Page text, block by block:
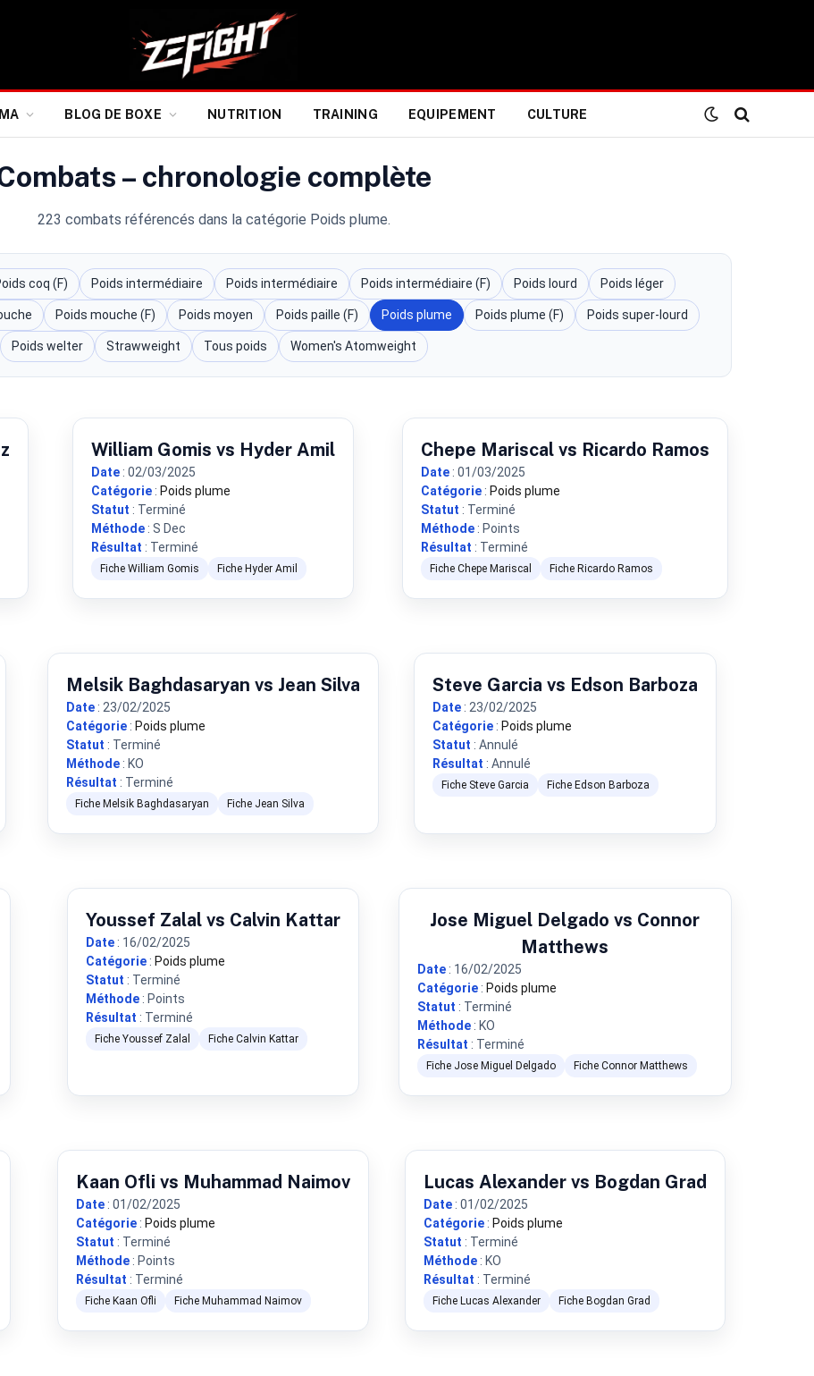
BLOG DE BOXE NUTRITION TRAINING EQUIPEMENT CULTURE
– chronologie complète
223 combats référencés dans la catégorie Poids plume.
coq (F) Poids intermédiaire Poids intermédiaire Poids intermédiaire (F) Poids lourd Poids léger
Poids mouche (F) Poids moyen Poids paille (F) Poids plume Poids plume (F) Poids super-lourd
Poids welter Strawweight Tous poids Women's Atomweight
William Gomis vs Hyder Amil
Date : 02/03/2025
Catégorie : Poids plume
Statut : Terminé
Méthode : S Dec
Résultat : Terminé
Fiche William Gomis Fiche Hyder Amil
Chepe Mariscal vs Ricardo Ramos
Date: 01/03/2025
Catégorie: Poids plume
Statut : Terminé
Méthode: Points
Résultat : Terminé
Fiche Chepe Mariscal Fiche Ricardo Ramos
Melsik Baghdasaryan vs Jean Silva
Date : 23/02/2025
Catégorie : Poids plume
Statut : Terminé
Méthode : KO
Résultat : Terminé
Fiche Melsik Baghdasaryan Fiche Jean Silva
Steve Garcia vs Edson Barboza
Date: 23/02/2025
Catégorie: Poids plume
Statut : Annulé
Résultat : Annulé
Fiche Steve Garcia Fiche Edson Barboza
Youssef Zalal vs Calvin Kattar
Date : 16/02/2025
Catégorie : Poids plume
Statut : Terminé
Méthode : Points
Résultat : Terminé
Fiche Youssef Zalal Fiche Calvin Kattar
Jose Miguel Delgado vs Connor
Matthews
Date: 16/02/2025
Catégorie: Poids plume
Statut : Terminé
Méthode: KO
Résultat : Terminé
Fiche Jose Miguel Delgado Fiche Connor Matthews
Kaan Ofli vs Muhammad Naimov
Date : 01/02/2025
Catégorie : Poids plume
Statut : Terminé
Méthode : Points
Résultat : Terminé
Fiche Kaan Ofli Fiche Muhammad Naimov
Lucas Alexander vs Bogdan Grad
Date: 01/02/2025
Catégorie: Poids plume
Statut : Terminé
Méthode: KO
Résultat : Terminé
Fiche Lucas Alexander Fiche Bogdan Grad